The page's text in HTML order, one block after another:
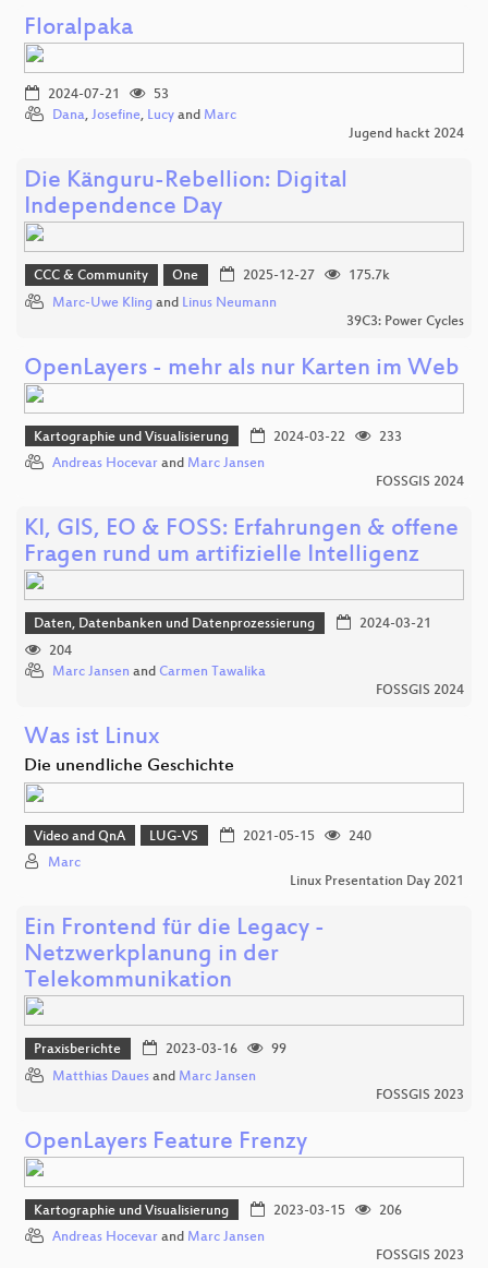
Floralpaka
2024-07-21
53
Dana, Josefine, Lucy and Marc
Jugend hackt 2024
Die Känguru-Rebellion: Digital
Independence Day
CCC & Community One 2025-12-27
175.7k
Marc-Uwe Kling and Linus Neumann
39C3: Power Cycles
OpenLayers - mehr als nur Karten im Web
Kartographie und Visualisierung 2024-03-22
233
Andreas Hocevar and Marc Jansen
FOSSGIS 2024
KI, GIS, EO & FOSS: Erfahrungen & offene
Fragen rund um artifizielle Intelligenz
Daten, Datenbanken und Datenprozessierung
2024-03-21
204
Marc Jansen and Carmen Tawalika
FOSSGIS 2024
Was ist Linux
Die unendliche Geschichte
Video and QnA LUG-VS 2021-05-15
240
Marc
Linux Presentation Day 2021
Ein Frontend für die Legacy -
Netzwerkplanung in der
Telekommunikation
Praxisberichte 2023-03-16
99
Matthias Daues and Marc Jansen
FOSSGIS 2023
OpenLayers Feature Frenzy
Kartographie und Visualisierung 2023-03-15
206
Andreas Hocevar and Marc Jansen
FOSSGIS 2023